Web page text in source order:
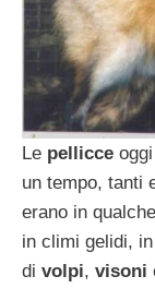
Le pellicce
un tempo, tanti
erano in
in climi gelidi,
di volpi, visoni